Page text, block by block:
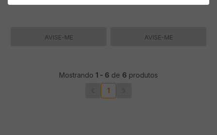
AVISE-ME AVISE-ME
Mostrando 1 - 6 de 6 produtos
1